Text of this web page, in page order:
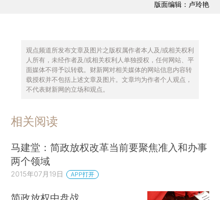
版面编辑：卢玲艳
观点频道所发布文章及图片之版权属作者本人及/或相关权利
人所有，未经作者及/或相关权利人单独授权，任何网站、平
面媒体不得予以转载。财新网对相关媒体的网站信息内容转
载授权并不包括上述文章及图片。文章均为作者个人观点，
不代表财新网的立场和观点。
相关阅读
马建堂：简政放权改革当前要聚焦准入和办事
两个领域
2015年07月19日 APP打开